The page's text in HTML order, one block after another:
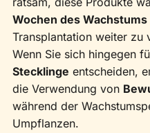
Wochen des Wachstums
Transplantation weiter zu
Wenn Sie sich hingegen
Stecklinge entscheiden,
die Verwendung von
während der
Umpflanzen.